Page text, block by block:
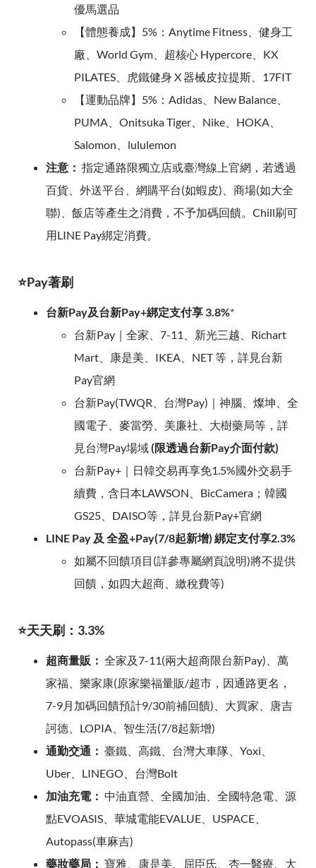
優馬選品
【體態養成】5%：Anytime Fitness、健身工
廠、World Gym、超核心 Hypercore、KX
PILATES、虎鐵健身 X 器械皮拉提斯、17FIT
【運動品牌】5%：Adidas、New Balance、
PUMA、Onitsuka Tiger、Nike、HOKA、
Salomon、lululemon
注意： 指定通路限獨立店或臺灣線上官網，若透過
百貨、外送平台、網購平台(如蝦皮)、商場(如大全
聯)、飯店等產生之消費，不予加碼回饋。Chill刷可
用LINE Pay綁定消費。
⭐Pay著刷
台新Pay及台新Pay+綁定支付享 3.8%*
台新Pay｜全家、7-11、新光三越、Richart
Mart、康是美、IKEA、NET 等，詳見台新
Pay官網
台新Pay(TWQR、台灣Pay)｜神腦、燦坤、全
國電子、麥當勞、美廉社、大樹藥局等，詳
見台灣Pay場域(限透過台新Pay介面付款)
台新Pay+｜日韓交易再享免1.5%國外交易手
續費，含日本LAWSON、BicCamera；韓國
GS25、DAISO等，詳見台新Pay+官網
LINE Pay 及 全盈+Pay(7/8起新增) 綁定支付享2.3%
如屬不回饋項目(詳參專屬網頁說明)將不提供
回饋，如四大超商、繳稅費等)
⭐天天刷：3.3%
超商量販： 全家及7-11(兩大超商限台新Pay)、萬
家福、樂家康(原家樂福量販/超市，因通路更名，
7-9月加碼回饋預計9/30前補回饋)、大買家、唐吉
訶德、LOPIA、智生活(7/8起新增)
通勤交通： 臺鐵、高鐵、台灣大車隊、Yoxi、
Uber、LINEGO、台灣Bolt
加油充電： 中油直營、全國加油、全國特急電、源
點EVOASIS、華城電能EVALUE、USPACE、
Autopass(車麻吉)
藥妝藥局： 寶雅、康是美、屈臣氏、杏一醫療、大